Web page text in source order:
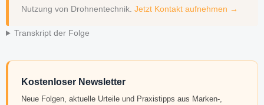
Nutzung von Drohnentechnik. Jetzt Kontakt aufnehmen →
Transkript der Folge
Kostenloser Newsletter
Neue Folgen, aktuelle Urteile und Praxistipps aus Marken-,